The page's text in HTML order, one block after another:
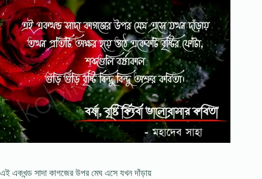
এই একখন্ড সাদা কাগজের উপর মেঘ এসে যখন দাঁড়ায়